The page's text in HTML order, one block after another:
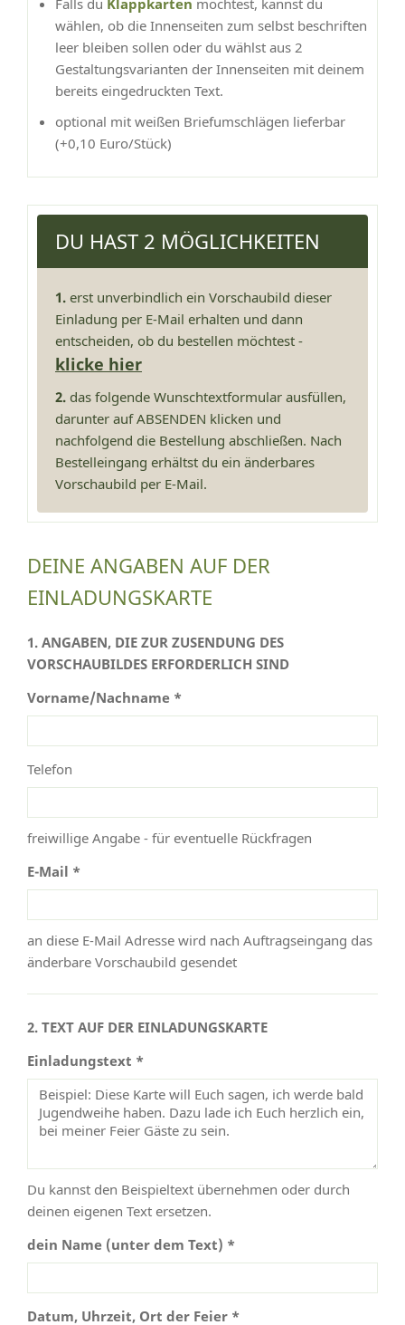
wählen, ob die Innenseiten zum selbst beschriften
leer bleiben sollen oder du wählst aus 2
Gestaltungsvarianten der Innenseiten mit deinem
bereits eingedruckten Text.
optional mit weißen Briefumschlägen lieferbar
(+0,10 Euro/Stück)
DU HAST 2 MÖGLICHKEITEN
1. erst unverbindlich ein Vorschaubild dieser
Einladung per E-Mail erhalten und dann
entscheiden, ob du bestellen möchtest -
klicke hier
2. das folgende Wunschtextformular ausfüllen,
darunter auf ABSENDEN klicken und
nachfolgend die Bestellung abschließen. Nach
Bestelleingang erhältst du ein änderbares
Vorschaubild per E-Mail.
DEINE ANGABEN AUF DER
EINLADUNGSKARTE
1. ANGABEN, DIE ZUR ZUSENDUNG DES
VORSCHAUBILDES ERFORDERLICH SIND
Vorname/Nachname *
Telefon
freiwillige Angabe - für eventuelle Rückfragen
E-Mail *
an diese E-Mail Adresse wird nach Auftragseingang das
änderbare Vorschaubild gesendet
2. TEXT AUF DER EINLADUNGSKARTE
Einladungstext *
Du kannst den Beispieltext übernehmen oder durch
deinen eigenen Text ersetzen.
dein Name (unter dem Text) *
Datum, Uhrzeit, Ort der Feier *